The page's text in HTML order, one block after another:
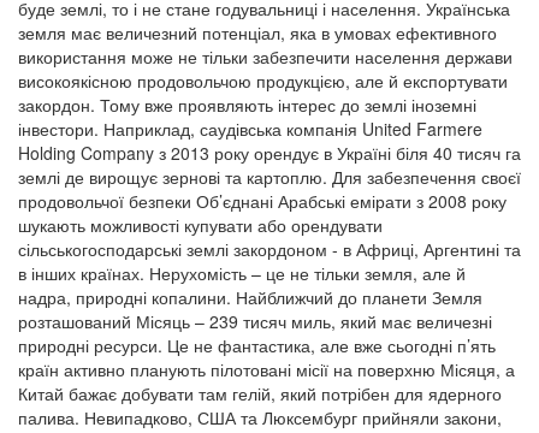
буде землі, то і не стане годувальниці і населення. Українська
земля має величезний потенціал, яка в умовах ефективного
використання може не тільки забезпечити населення держави
високоякісною продовольчою продукцією, але й експортувати
закордон. Тому вже проявляють інтерес до землі іноземні
інвестори. Наприклад, саудівська компанія United Farmere
Holding Company з 2013 року орендує в Україні біля 40 тисяч га
землі де вирощує зернові та картоплю. Для забезпечення своєї
продовольчої безпеки Об’єднані Арабські емірати з 2008 року
шукають можливості купувати або орендувати
сільськогосподарські землі закордоном - в Африці, Аргентині та
в інших країнах. Нерухомість – це не тільки земля, але й
надра, природні копалини. Найближчий до планети Земля
розташований Місяць – 239 тисяч миль, який має величезні
природні ресурси. Це не фантастика, але вже сьогодні п’ять
країн активно планують пілотовані місії на поверхню Місяця, а
Китай бажає добувати там гелій, який потрібен для ядерного
палива. Невипадково, США та Люксембург прийняли закони,